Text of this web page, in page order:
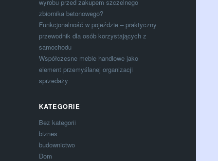
wyrobu przed zakupem szczelnego
zbiornika betonowego?
Funkcjonalność w pojeździe – praktyczny
przewodnik dla osób korzystających z
samochodu
Współczesne meble handlowe jako
element przemyślanej organizacji
sprzedaży
KATEGORIE
Bez kategorii
biznes
budownictwo
Dom